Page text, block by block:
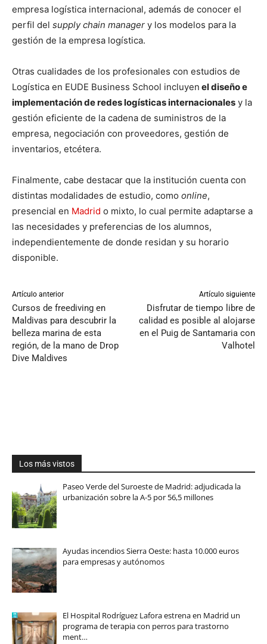
empresa logística internacional, además de conocer el
perfil del supply chain manager y los modelos para la
gestión de la empresa logística.
Otras cualidades de los profesionales con estudios de
Logística en EUDE Business School incluyen el diseño e
implementación de redes logísticas internacionales y la
gestión eficiente de la cadena de suministros de la
empresa, negociación con proveedores, gestión de
inventarios, etcétera.
Finalmente, cabe destacar que la institución cuenta con
distintas modalidades de estudio, como online,
presencial en Madrid o mixto, lo cual permite adaptarse a
las necesidades y preferencias de los alumnos,
independientemente de donde residan y su horario
disponible.
Artículo anterior
Cursos de freediving en
Maldivas para descubrir la
belleza marina de esta
región, de la mano de Drop
Dive Maldives
Artículo siguiente
Disfrutar de tiempo libre de
calidad es posible al alojarse
en el Puig de Santamaria con
Valhotel
Los más vistos
Paseo Verde del Suroeste de Madrid: adjudicada la
urbanización sobre la A-5 por 56,5 millones
Ayudas incendios Sierra Oeste: hasta 10.000 euros
para empresas y autónomos
El Hospital Rodríguez Lafora estrena en Madrid un
programa de terapia con perros para trastorno
ment…